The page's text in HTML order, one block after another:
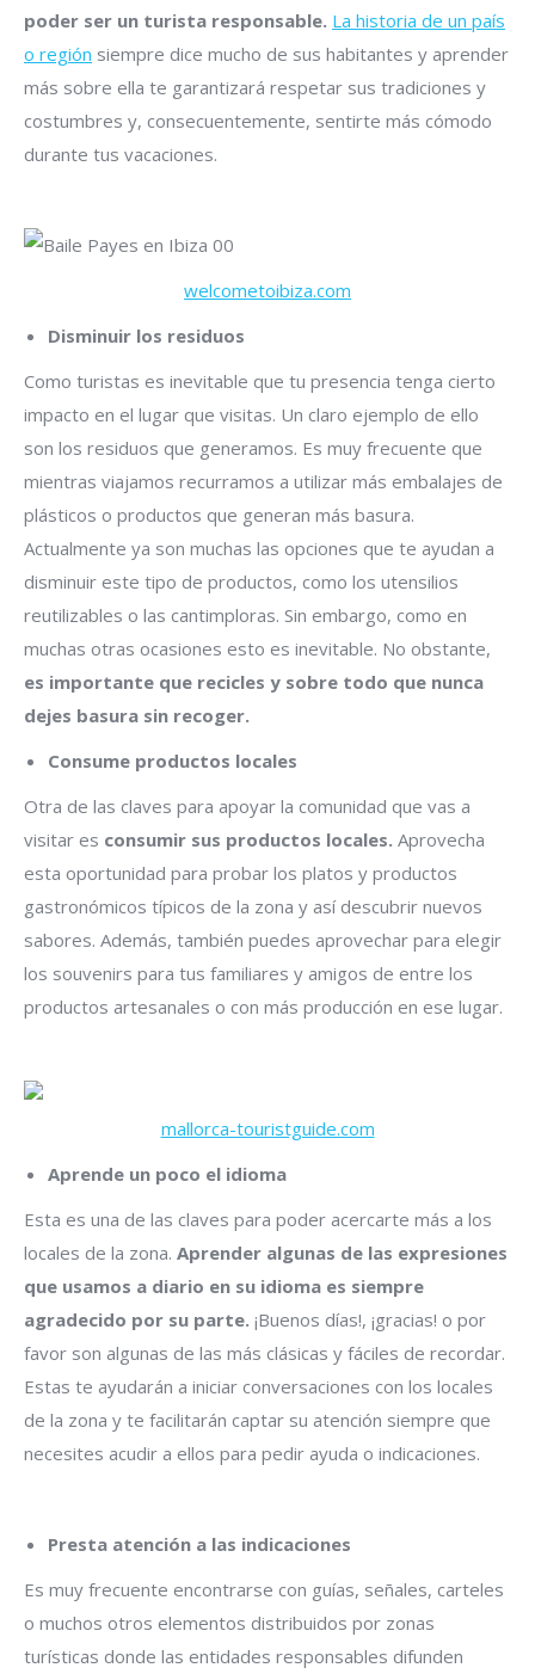
poder ser un turista responsable. La historia de un país
o región siempre dice mucho de sus habitantes y aprender
más sobre ella te garantizará respetar sus tradiciones y
costumbres y, consecuentemente, sentirte más cómodo
durante tus vacaciones.
welcometoibiza.com
Disminuir los residuos
Como turistas es inevitable que tu presencia tenga cierto
impacto en el lugar que visitas. Un claro ejemplo de ello
son los residuos que generamos. Es muy frecuente que
mientras viajamos recurramos a utilizar más embalajes de
plásticos o productos que generan más basura.
Actualmente ya son muchas las opciones que te ayudan a
disminuir este tipo de productos, como los utensilios
reutilizables o las cantimploras. Sin embargo, como en
muchas otras ocasiones esto es inevitable. No obstante,
es importante que recicles y sobre todo que nunca
dejes basura sin recoger.
Consume productos locales
Otra de las claves para apoyar la comunidad que vas a
visitar es consumir sus productos locales. Aprovecha
esta oportunidad para probar los platos y productos
gastronómicos típicos de la zona y así descubrir nuevos
sabores. Además, también puedes aprovechar para elegir
los souvenirs para tus familiares y amigos de entre los
productos artesanales o con más producción en ese lugar.
mallorca-touristguide.com
Aprende un poco el idioma
Esta es una de las claves para poder acercarte más a los
locales de la zona. Aprender algunas de las expresiones
que usamos a diario en su idioma es siempre
agradecido por su parte. ¡Buenos días!, ¡gracias! o por
favor son algunas de las más clásicas y fáciles de recordar.
Estas te ayudarán a iniciar conversaciones con los locales
de la zona y te facilitarán captar su atención siempre que
necesites acudir a ellos para pedir ayuda o indicaciones.
Presta atención a las indicaciones
Es muy frecuente encontrarse con guías, señales, carteles
o muchos otros elementos distribuidos por zonas
turísticas donde las entidades responsables difunden